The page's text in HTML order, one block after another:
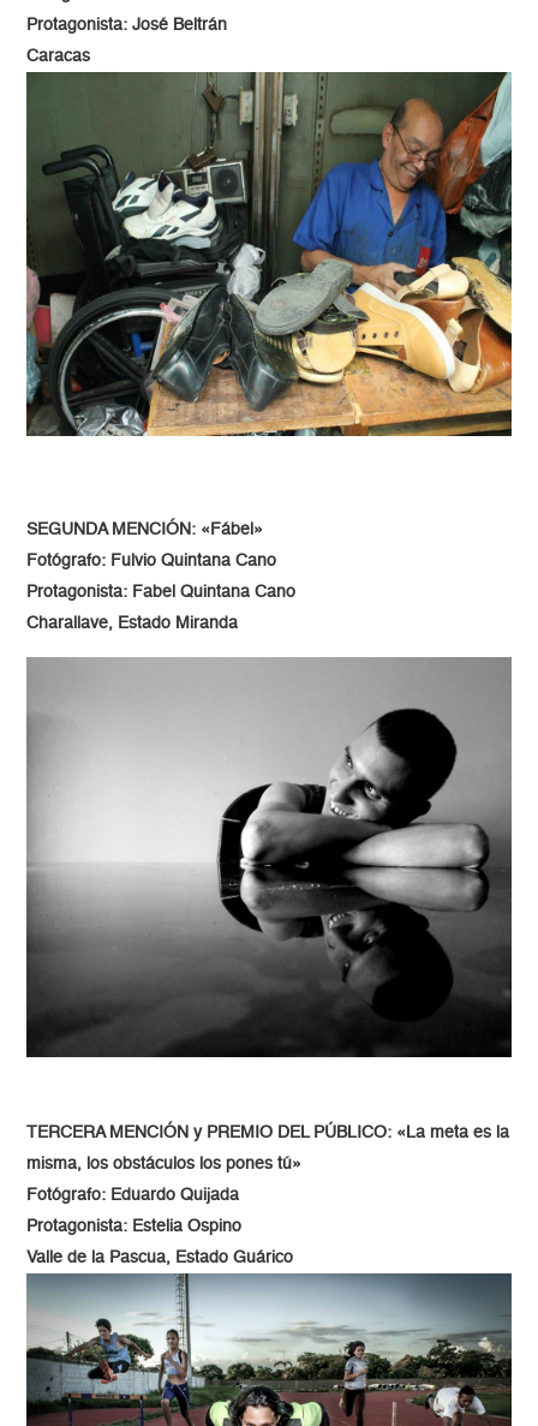
Protagonista: José Beltrán
Caracas
SEGUNDA MENCIÓN: «Fábel»
Fotógrafo: Fulvio Quintana Cano
Protagonista: Fabel Quintana Cano
Charallave, Estado Miranda
TERCERA MENCIÓN y PREMIO DEL PÚBLICO: «La meta es la
misma, los obstáculos los pones tú»
Fotógrafo: Eduardo Quijada
Protagonista: Estelia Ospino
Valle de la Pascua, Estado Guárico